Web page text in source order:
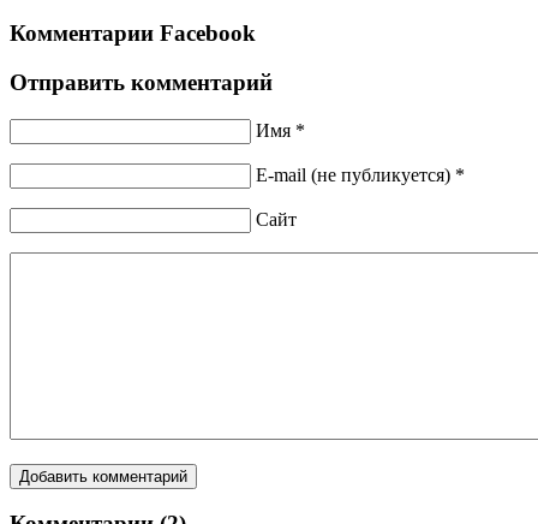
Комментарии Facebook
Отправить комментарий
Имя *
E-mail (не публикуется) *
Сайт